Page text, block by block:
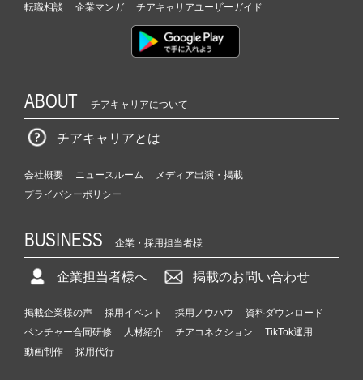
転職相談
企業マンガ チアキャリアユーザーガイド
ABOUT チアキャリアについて
チアキャリアとは
会社概要 ニュースルーム
メディア出演・掲載
プライバシーポリシー
BUSINESS 企業・採用担当者様
企業担当者様へ 掲載のお問い合わせ
掲載企業様の声 採用イベント 採用ノウハウ
資料ダウンロード
ベンチャー合同研修
人材紹介 チアコネクション
TikTok運用
動画制作
採用代行